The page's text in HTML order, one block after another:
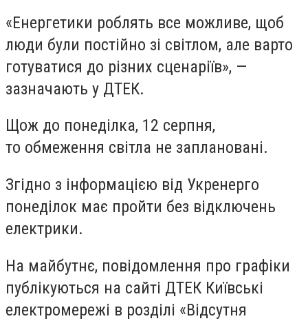
«Енергетики роблять все можливе, щоб
люди були постійно зі світлом, але варто
готуватися до різних сценаріїв», —
зазначають у ДТЕК.
Щож до понеділка, 12 серпня,
то обмеження світла не заплановані.
Згідно з інформацією від Укренерго
понеділок має пройти без відключень
електрики.
На майбутнє, повідомлення про графіки
публікуються на сайті ДТЕК Київські
електромережі в розділі «Відсутня